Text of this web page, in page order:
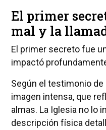
El primer
mal y la
El primer secreto fue
impactó
Según el testimonio de
imagen intensa, que
almas. La Iglesia no lo
descripción física